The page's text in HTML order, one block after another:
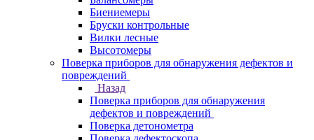
Биениемеры
Бруски контрольные
Вилки лесные
Высотомеры
Поверка приборов для обнаружения дефектов и
повреждений
Назад
Поверка приборов для обнаружения
дефектов и повреждений
Поверка детонометра